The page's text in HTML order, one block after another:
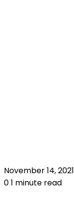
November 14, 2021
01 minute read